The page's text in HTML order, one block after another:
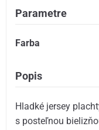
Parametre
Farba
Popis
Hladké jersey
s posteľnou